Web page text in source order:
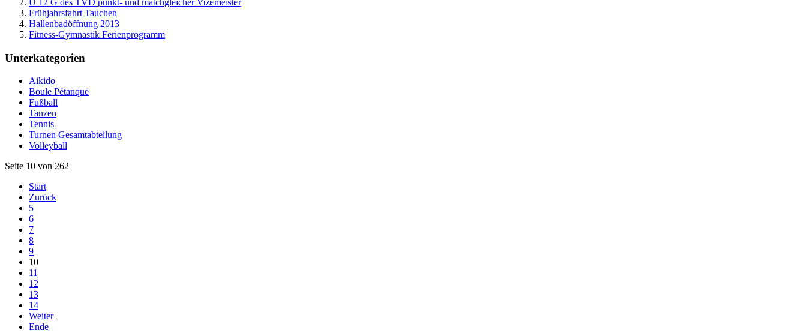
U 12 G des TVD punkt- und matchgleicher Vizemeister
Frühjahrsfahrt Tauchen
Hallenbadöffnung 2013
Fitness-Gymnastik Ferienprogramm
Unterkategorien
Aikido
Boule Pétanque
Fußball
Tanzen
Tennis
Turnen Gesamtabteilung
Volleyball
Seite 10 von 262
Start
Zurück
5
6
7
8
9
10
11
12
13
14
Weiter
Ende